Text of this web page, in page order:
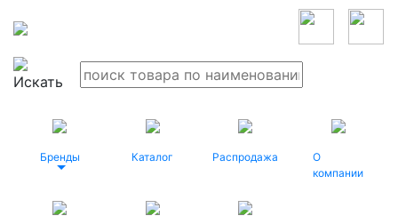
Бренды Каталог Распродажа
О
компании